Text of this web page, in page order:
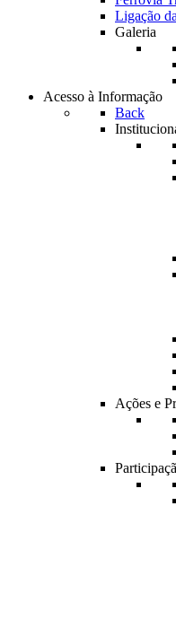
Ligação
Galeria
Acesso à Informação
Back
Ações e